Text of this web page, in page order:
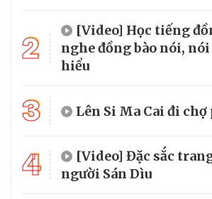
2
[Video] Học tiếng
nghe đồng bào nói, nói
hiểu
3 Lên Si Ma Cai đi
4
[Video] Đặc sắc
người Sán Dìu